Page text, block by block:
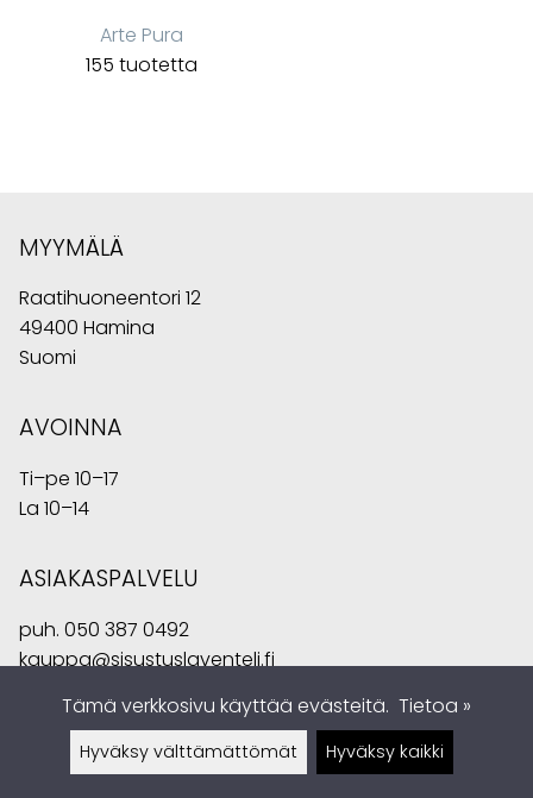
Arte Pura
155 tuotetta
MYYMÄLÄ
Raatihuoneentori 12
49400 Hamina
Suomi
AVOINNA
Ti–pe 10–17
La 10–14
ASIAKASPALVELU
puh. 050 387 0492
kauppa@sisustuslaventeli.fi
Tämä verkkosivu käyttää evästeitä. Tietoa »
Hyväksy välttämättömät Hyväksy kaikki